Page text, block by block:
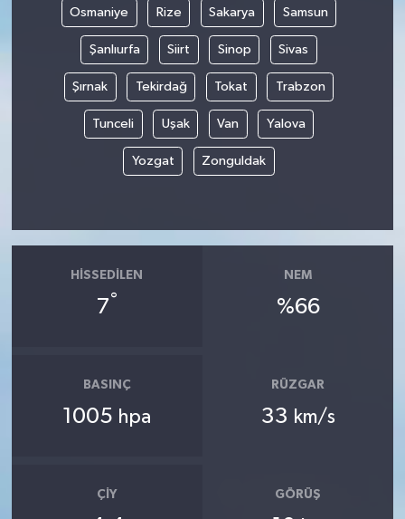
Osmaniye Rize Sakarya Samsun
Şanlıurfa Siirt Sinop Sivas
Şırnak Tekirdağ Tokat Trabzon
Tunceli Uşak Van Yalova
Yozgat Zonguldak
HISSEDILEN
7°
NEM
%66
BASINÇ
1005 hpa
RÜZGAR
33 km/s
ÇIY GÖRÜŞ